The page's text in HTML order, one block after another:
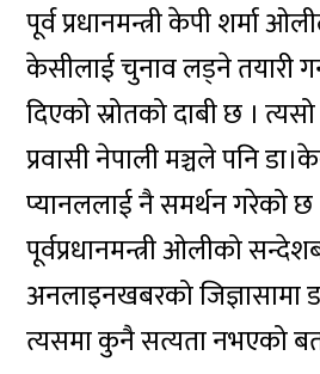
पूर्व प्रधानमन्त्री केपी शर्मा
केसीलाई चुनाव लड्ने तयारी
दिएको स्रोतको दाबी छ ।
प्रवासी नेपाली मञ्चले पनि
प्यानललाई नै समर्थन गरेको छ
पूर्वप्रधानमन्त्री ओलीको
अनलाइनखबरको जिज्ञासामा
त्यसमा कुनै सत्यता नभएको